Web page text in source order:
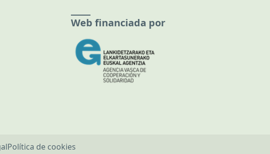
Web financiada por
Política de cookies